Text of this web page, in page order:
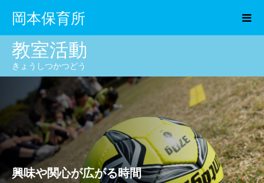
岡本保育所
教室活動
きょうしつかつどう
興味や関心が広がる時間